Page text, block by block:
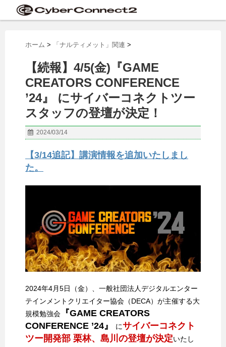
ホーム > 「ナルティメット」関連 >
【続報】4/5(金)『GAME
CREATORS CONFERENCE
’24』 にサイバーコネクトツー
スタッフの登壇が決定！
2024/03/14
【3/14追記】講演情報を追加いたしまし
た。
2024年4月5日（金）、一般社団法人デジタルエンター
テインメントクリエイター協会（DECA）が主催する大
規模勉強会
『GAME CREATORS
CONFERENCE ’24』
にサイバーコネクト
ツー開発部 栗林、島川の登壇が決定いたし